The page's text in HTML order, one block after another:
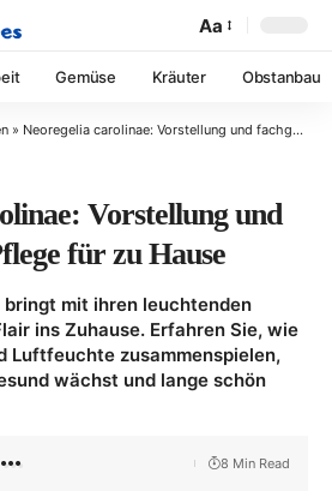
Aa
Gemüse Kräuter Obstanbau
» Neoregelia carolinae: Vorstellung und fachgerechte Pflege für zu Hause
Vorstellung und
für zu Hause
mit ihren leuchtenden
ins Zuhause. Erfahren Sie, wie
Luftfeuchte zusammenspielen,
wächst und lange schön
8 Min Read